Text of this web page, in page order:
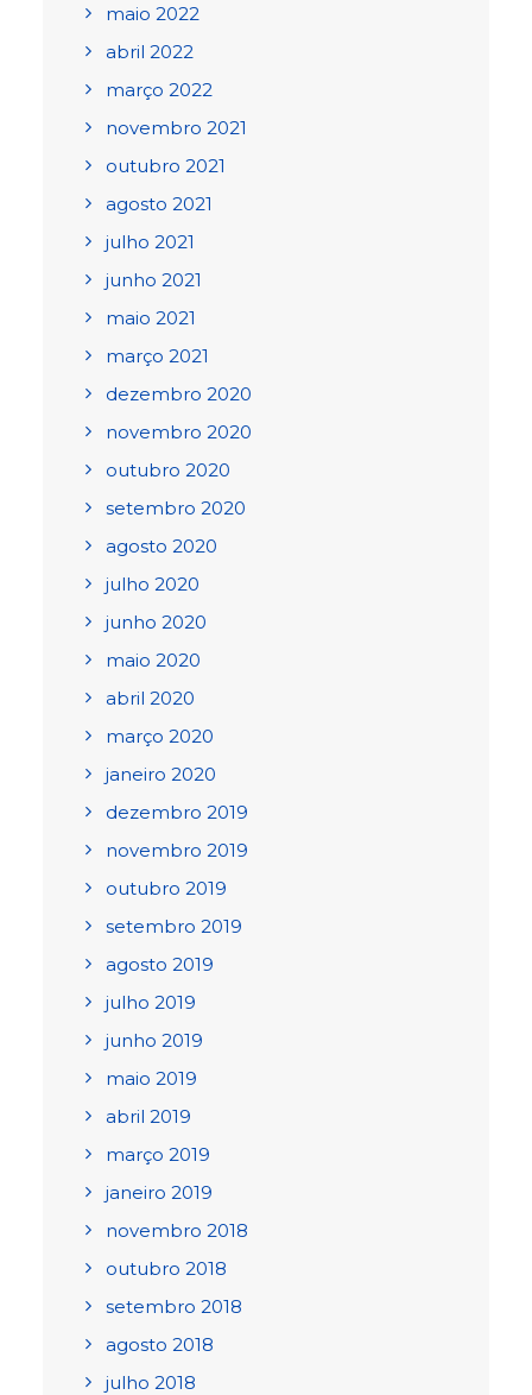
maio 2022
abril 2022
março 2022
novembro 2021
outubro 2021
agosto 2021
julho 2021
junho 2021
maio 2021
março 2021
dezembro 2020
novembro 2020
outubro 2020
setembro 2020
agosto 2020
julho 2020
junho 2020
maio 2020
abril 2020
março 2020
janeiro 2020
dezembro 2019
novembro 2019
outubro 2019
setembro 2019
agosto 2019
julho 2019
junho 2019
maio 2019
abril 2019
março 2019
janeiro 2019
novembro 2018
outubro 2018
setembro 2018
agosto 2018
julho 2018